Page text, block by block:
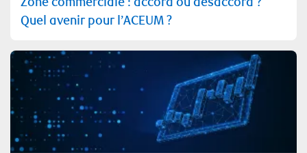
Quel avenir pour l’ACEUM ?